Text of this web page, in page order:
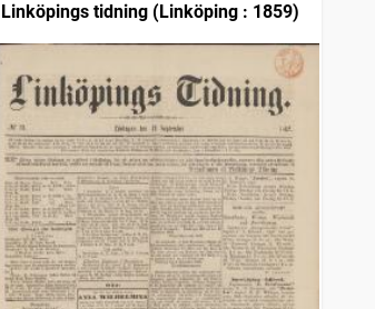
Linköpings tidning (Linköping : 1859)